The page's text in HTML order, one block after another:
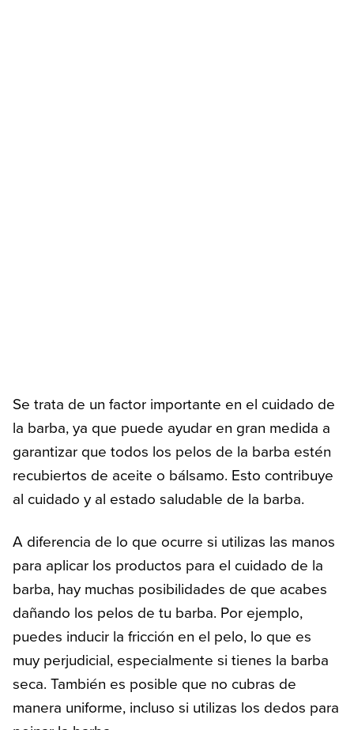
Se trata de un factor importante en el cuidado de
la barba, ya que puede ayudar en gran medida a
garantizar que todos los pelos de la barba estén
recubiertos de aceite o bálsamo. Esto contribuye
al cuidado y al estado saludable de la barba.
A diferencia de lo que ocurre si utilizas las manos
para aplicar los productos para el cuidado de la
barba, hay muchas posibilidades de que acabes
dañando los pelos de tu barba. Por ejemplo,
puedes inducir la fricción en el pelo, lo que es
muy perjudicial, especialmente si tienes la barba
seca. También es posible que no cubras de
manera uniforme, incluso si utilizas los dedos para